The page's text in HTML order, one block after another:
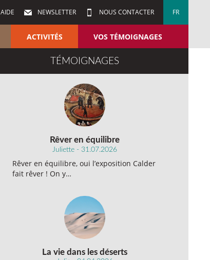
AIDE NEWSLETTER NOUS CONTACTER FR
ACTIVITÉS VOS TÉMOIGNAGES
TÉMOIGNAGES
Rêver en équilibre
Juliette - 31.07.2026
Rêver en équilibre, oui l’exposition Calder
fait rêver ! On y…
La vie dans les déserts